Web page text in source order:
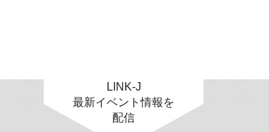
LINK-J
最新イベント情報を
配信